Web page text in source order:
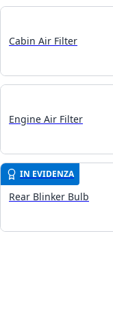
Cabin Air Filter
Engine Air Filter
IN EVIDENZA
Rear Blinker Bulb